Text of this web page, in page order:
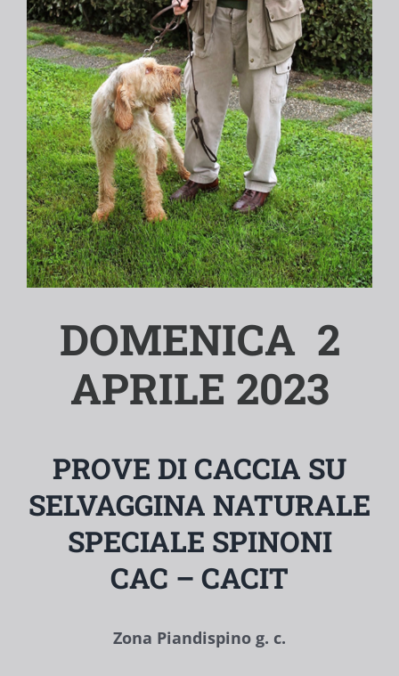
DOMENICA 2
APRILE 2023
PROVE DI CACCIA SU
SELVAGGINA NATURALE
SPECIALE SPINONI
CAC – CACIT
Zona Piandispino g. c.